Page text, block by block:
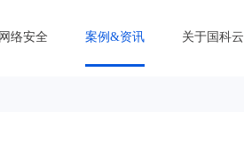
网络安全 案例&资讯 关于国科云